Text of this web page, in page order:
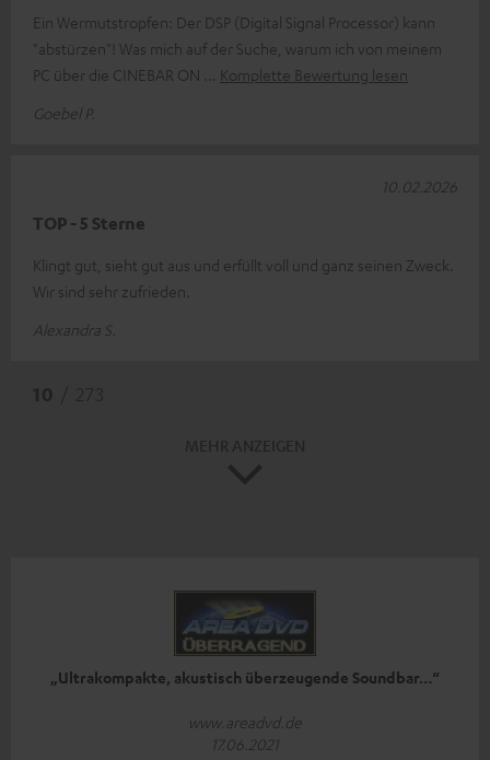
Ein Wermutstropfen: Der DSP (Digital Signal Processor) kann
"abstürzen"! Was mich auf der Suche, warum ich von meinem
PC über die CINEBAR ON
Komplette Bewertung lesen
Goebel P.
TOP - 5 Sterne
Klingt gut, sieht gut aus und erfüllt voll und ganz seinen Zweck.
Wir sind sehr zufrieden.
Alexandra S.
10.02.2026
„Ultrakompakte, akustisch überzeugende Soundbar…“
www.areadvd.de
17.06.2021